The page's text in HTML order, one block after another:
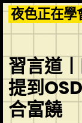
Skip
to
content
夜色正在學
習言道
提到
合富饒